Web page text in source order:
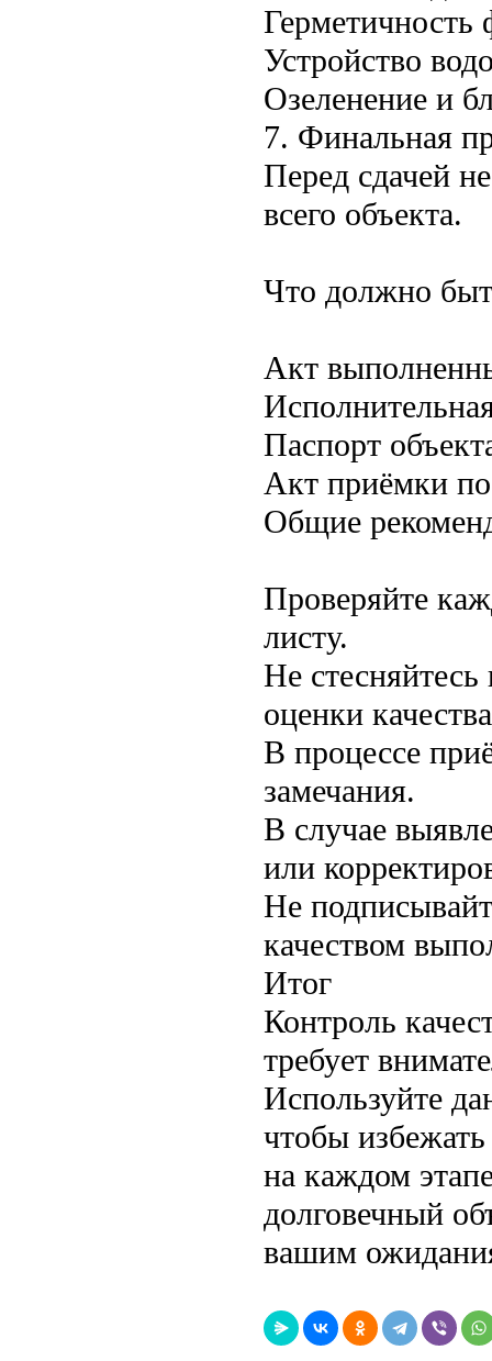
Герметичность
Устройство
Озеленение и
7. Финальная
Перед сдачей
всего объекта.
Что должно
Акт
Паспорт
Акт приёмки
Общие
Проверяйте
листу.
Не стесняйтесь
оценки
В процессе
замечания.
В случае
или
Не
качеством
Итог
Контроль
требует
Используйте
чтобы
на каждом
долговечный
вашим